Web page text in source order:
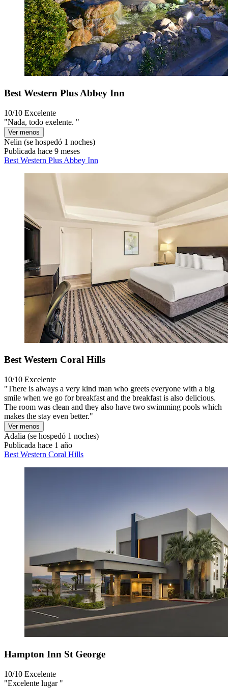
Best Western Plus Abbey Inn
10/10 Excelente
"Nada, todo exelente. "
Ver menos
Nelin (se hospedó 1 noches)
Publicada hace 9 meses
Best Western Plus Abbey Inn
Best Western Coral Hills
10/10 Excelente
"There is always a very kind man who greets everyone with a big
smile when we go for breakfast and the breakfast is also delicious.
The room was clean and they also have two swimming pools which
makes the stay even better."
Ver menos
Adalia (se hospedó 1 noches)
Publicada hace 1 año
Best Western Coral Hills
Hampton Inn St George
10/10 Excelente
"Excelente lugar "